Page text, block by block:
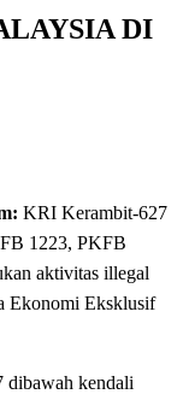
DI
KRI Kerambit-627
1223, PKFB
aktivitas illegal
Ekonomi Eksklusif
dibawah kendali